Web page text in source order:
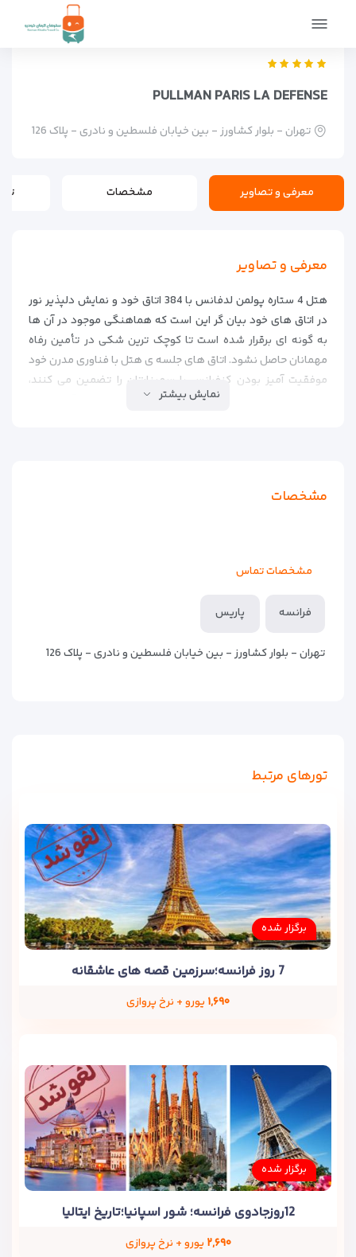
صفحه اصلی Pullman Paris La Defense
PULLMAN PARIS LA DEFENSE
تهران - بلوار کشاورز - بین خیابان فلسطین و نادری - پلاک 126
معرفی و تصاویر مشخصات
معرفی و تصاویر
هتل 4 ستاره پولمن لدفانس با 384 اتاق خود و نمایش دلپذیر نور
در اتاق های خود بیان گر این است که هماهنگی موجود در آن ها
به گونه ای برقرار شده است تا کوچک ترین شکی در تأمین رفاه
مهمانان حاصل نشود. اتاق های جلسه ی هتل با فناوری مدرن خود
موفقیت آمیز بودن کنفرانس یا سمینارتان را تضمین می کنند،
نمایش بیشتر
مشخصات
مشخصات تماس
فرانسه پاریس
تهران - بلوار کشاورز - بین خیابان فلسطین و نادری - پلاک 126
تورهای مرتبط
برگزار شده
7 روز فرانسه؛سرزمین قصه های عاشقانه
۱,۶۹۰ یورو + نرخ پروازی
برگزار شده
12روزجادوی فرانسه؛ شور اسپانیا؛تاریخ ایتالیا
۲,۶۹۰ یورو + نرخ پروازی